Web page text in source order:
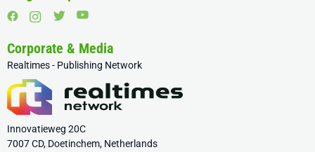
Corporate & Media
Realtimes - Publishing Network
Innovatieweg 20C
7007 CD, Doetinchem, Netherlands